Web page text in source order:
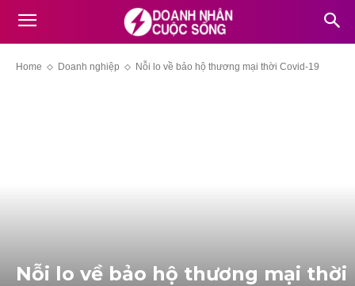
Home Doanh nghiệp Nỗi lo về bảo hộ thương mại thời Covid-19
Nỗi lo về bảo hộ thương mại thời